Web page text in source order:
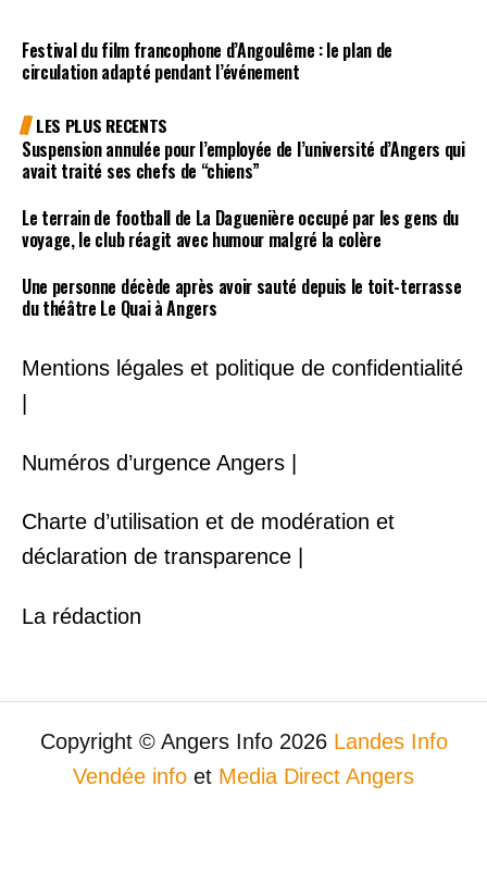
Festival du film francophone d’Angoulême : le plan de
circulation adapté pendant l’événement
LES PLUS RECENTS
Suspension annulée pour l’employée de l’université d’Angers qui
avait traité ses chefs de “chiens”
Le terrain de football de La Daguenière occupé par les gens du
voyage, le club réagit avec humour malgré la colère
Une personne décède après avoir sauté depuis le toit-terrasse
du théâtre Le Quai à Angers
Mentions légales et politique de confidentialité
Numéros d’urgence Angers |
Charte d’utilisation et de modération et
déclaration de transparence |
La rédaction
Copyright © Angers Info 2026 Landes Info
Vendée info et Media Direct Angers